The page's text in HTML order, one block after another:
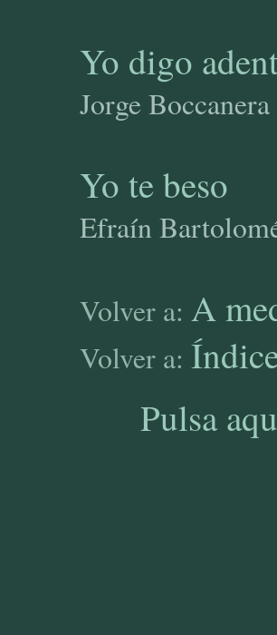
Yo digo
Jorge
Yo te beso
Efraín
Volver a: A
Volver a:
Pulsa